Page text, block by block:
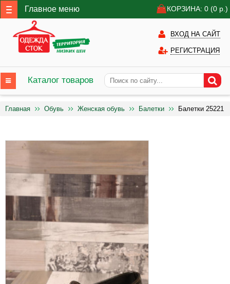
Главное меню КОРЗИНА: 0 (0 р.)
ВХОД НА САЙТ
РЕГИСТРАЦИЯ
Каталог товаров
Главная Обувь Женская обувь Балетки Балетки 25221